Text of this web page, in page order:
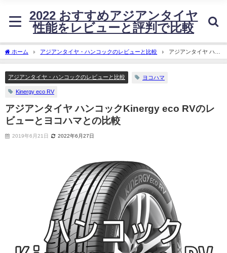
2022 おすすめアジアンタイヤ
性能をレビューと評判で比較
ホーム アジアンタイヤ・ハンコックのレビューと比較
アジアンタイヤ ハン
コックKinergy eco RVのレビューとヨコハマとの比較
アジアンタイヤ・ハンコックのレビューと比較 ヨコハマ
Kinergy eco RV
アジアンタイヤ ハンコックKinergy eco RVのレ
ビューとヨコハマとの比較
2019年6月21日 2022年6月27日